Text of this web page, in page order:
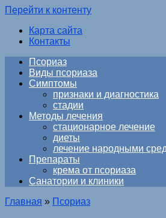
Перейти к контенту
Карта сайта
Контакты
Псориаз
Виды псориаза
Симптомы
признаки и диагностика
стадии
Методы лечения
стационарное лечение
диеты
лечение народными
Препараты
крема от псориаза
Санатории и клиники
Главная » Псориаз